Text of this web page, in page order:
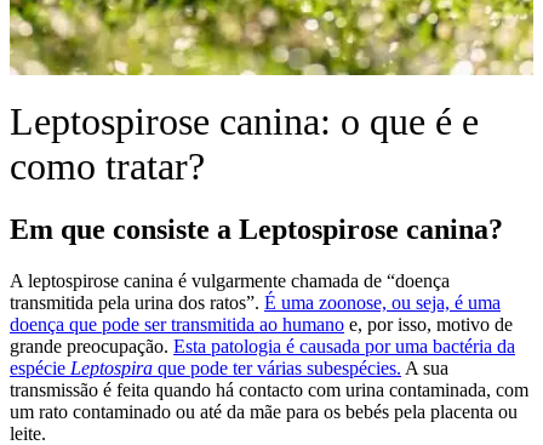
Leptospirose canina: o que é e
como tratar?
Em que consiste a Leptospirose canina?
A leptospirose canina é vulgarmente chamada de “doença
transmitida pela urina dos ratos”. É uma zoonose, ou seja, é uma
doença que pode ser transmitida ao humano e, por isso, motivo de
grande preocupação. Esta patologia é causada por uma bactéria da
espécie Leptospira que pode ter várias subespécies. A sua
transmissão é feita quando há contacto com urina contaminada, com
um rato contaminado ou até da mãe para os bebés pela placenta ou
leite.